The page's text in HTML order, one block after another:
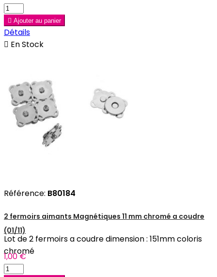
 Ajouter au panier
Détails
 En Stock
Référence: B80184
2 fermoirs aimants Magnétiques 11 mm chromé a coudre
(01/11)
Lot de 2 fermoirs a coudre dimension : 151mm coloris
chromé
1,00 €